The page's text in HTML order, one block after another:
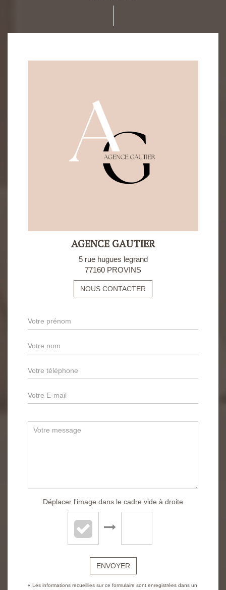
AGENCE GAUTIER
5 rue hugues legrand
77160 PROVINS
NOUS CONTACTER
Déplacer l'image dans le cadre vide à droite
ENVOYER
« Les informations recueillies sur ce formulaire sont enregistrées dans un